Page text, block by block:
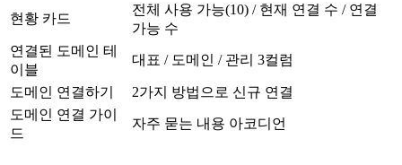
현황 카드
전체 사용 가능(10) / 현재 연결 수 / 연결
가능 수
연결된 도메인 테
이블
대표 / 도메인 / 관리 3컬럼
도메인 연결하기
2가지 방법으로 신규 연결
도메인 연결 가이
드
자주 묻는 내용 아코디언